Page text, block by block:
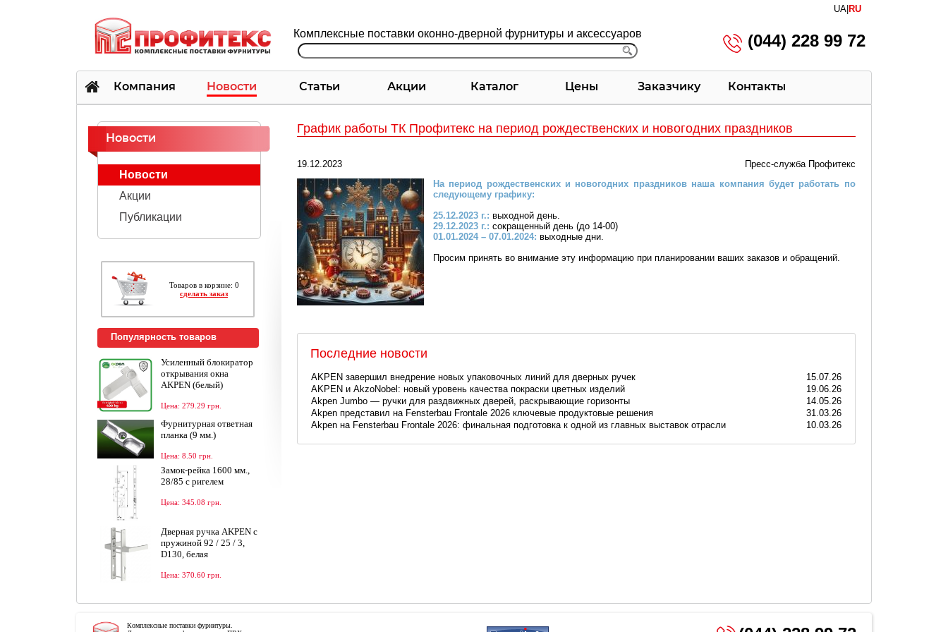
Комплексные поставки оконно-дверной фурнитуры и аксессуаров
UA RU
(044) 228 99 72
Компания Новости Статьи Акции Каталог Цены Заказчику Контакты
Новости
Новости
Акции
Публикации
Товарoв в корзине: 0
сделать заказ
Популярность товаров
Усиленный блокиратор
открывания окна
AKPEN (белый)
Цена: 279.29 грн.
Фурнитурная ответная
планка (9 мм.)
Цена: 8.50 грн.
Замок-рейка 1600 мм.,
28/85 с ригелем
Цена: 345.08 грн.
Дверная ручка AKPEN c
пружиной 92 / 25 / 3,
D130, белая
Цена: 370.60 грн.
График работы ТК Профитекс на период рождественских и новогодних праздников
19.12.2023
Пресс-служба Профитекс
На период рождественских и новогодних праздников наша компания будет работать по
следующему графику:
25.12.2023 г.: выходной день.
29.12.2023 г.: сокращенный день (до 14-00)
01.01.2024 – 07.01.2024: выходные дни.
Просим принять во внимание эту информацию при планировании ваших заказов и обращений.
Последние новости
AKPEN завершил внедрение новых упаковочных линий для дверных ручек
15.07.26
AKPEN и AkzoNobel: новый уровень качества покраски цветных изделий
19.06.26
Akpen Jumbo — ручки для раздвижных дверей, раскрывающие горизонты
14.05.26
Akpen представил на Fensterbau Frontale 2026 ключевые продуктовые решения
31.03.26
Akpen на Fensterbau Frontale 2026: финальная подготовка к одной из главных выставок отрасли
10.03.26
Комплексные поставки фурнитуры.